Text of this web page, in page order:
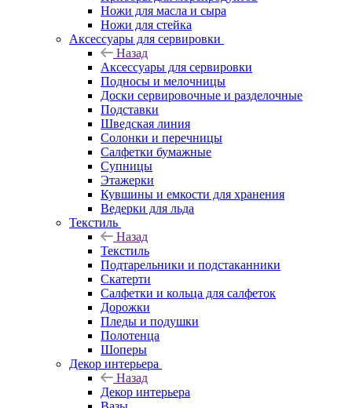
Ножи для масла и сыра
Ножи для стейка
Аксессуары для сервировки
Назад
Аксессуары для сервировки
Подносы и мелочницы
Доски сервировочные и разделочные
Подставки
Шведская линия
Солонки и перечницы
Салфетки бумажные
Супницы
Этажерки
Кувшины и емкости для хранения
Ведерки для льда
Текстиль
Назад
Текстиль
Подтарельники и подстаканники
Скатерти
Салфетки и кольца для салфеток
Дорожки
Пледы и подушки
Полотенца
Шоперы
Декор интерьера
Назад
Декор интерьера